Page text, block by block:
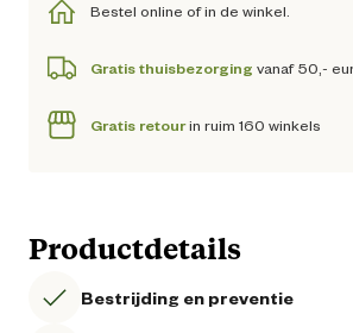
Bestel online of in de winkel.
Gratis thuisbezorging vanaf 50,-
Gratis retourin ruim 160 winkels
Productdetails
Bestrijding en preventie